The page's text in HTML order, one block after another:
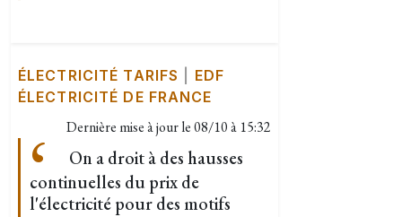
ÉLECTRICITÉ TARIFS
EDF
ÉLECTRICITÉ DE FRANCE
Dernière mise à jour le08/10 à 15:32
On a droit à des hausses
continuelles du prix de
l'électricité pour des motifs